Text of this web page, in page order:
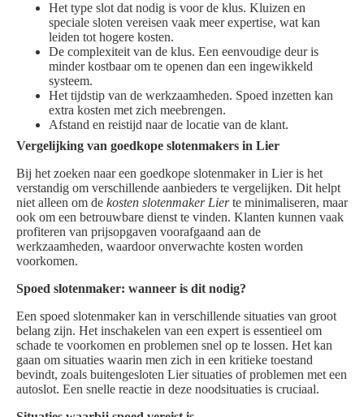
Het type slot dat nodig is voor de klus. Kluizen en
speciale sloten vereisen vaak meer expertise, wat kan
leiden tot hogere kosten.
De complexiteit van de klus. Een eenvoudige deur is
minder kostbaar om te openen dan een ingewikkeld
systeem.
Het tijdstip van de werkzaamheden. Spoed inzetten kan
extra kosten met zich meebrengen.
Afstand en reistijd naar de locatie van de klant.
Vergelijking van goedkope slotenmakers in Lier
Bij het zoeken naar een goedkope slotenmaker in Lier is het
verstandig om verschillende aanbieders te vergelijken. Dit helpt
niet alleen om de kosten slotenmaker Lierte minimaliseren, maar
ook om een betrouwbare dienst te vinden. Klanten kunnen vaak
profiteren van prijsopgaven voorafgaand aan de
werkzaamheden, waardoor onverwachte kosten worden
voorkomen.
Spoed slotenmaker: wanneer is dit nodig?
Een spoed slotenmaker kan in verschillende situaties van groot
belang zijn. Het inschakelen van een expert is essentieel om
schade te voorkomen en problemen snel op te lossen. Het kan
gaan om situaties waarin men zich in een kritieke toestand
bevindt, zoals buitengesloten Lier situaties of problemen met een
autoslot. Een snelle reactie in deze noodsituaties is cruciaal.